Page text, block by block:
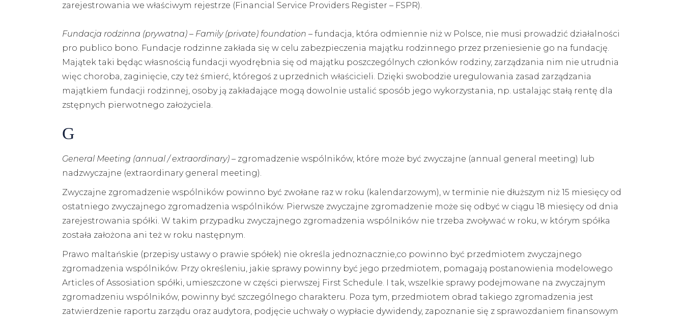
zarejestrowania we właściwym rejestrze (Financial Service Providers Register – FSPR).
Fundacja rodzinna (prywatna) – Family (private) foundation – fundacja, która odmiennie niż w Polsce, nie musi prowadzić działalności
pro publico bono. Fundacje rodzinne zakłada się w celu zabezpieczenia majątku rodzinnego przez przeniesienie go na fundację.
Majątek taki będąc własnością fundacji wyodrębnia się od majątku poszczególnych członków rodziny, zarządzania nim nie utrudnia
więc choroba, zaginięcie, czy też śmierć, któregoś z uprzednich właścicieli. Dzięki swobodzie uregulowania zasad zarządzania
majątkiem fundacji rodzinnej, osoby ją zakładające mogą dowolnie ustalić sposób jego wykorzystania, np. ustalając stałą rentę dla
zstępnych pierwotnego założyciela.
G
General Meeting (annual / extraordinary) – zgromadzenie wspólników, które może być zwyczajne (annual general meeting) lub
nadzwyczajne (extraordinary general meeting).
Zwyczajne zgromadzenie wspólników powinno być zwołane raz w roku (kalendarzowym), w terminie nie dłuższym niż 15 miesięcy od
ostatniego zwyczajnego zgromadzenia wspólników. Pierwsze zwyczajne zgromadzenie może się odbyć w ciągu 18 miesięcy od dnia
zarejestrowania spółki. W takim przypadku zwyczajnego zgromadzenia wspólników nie trzeba zwoływać w roku, w którym spółka
została założona ani też w roku następnym.
Prawo maltańskie (przepisy ustawy o prawie spółek) nie określa jednoznacznie,co powinno być przedmiotem zwyczajnego
zgromadzenia wspólników. Przy określeniu, jakie sprawy powinny być jego przedmiotem, pomagają postanowienia modelowego
Articles of Assosiation spółki, umieszczone w części pierwszej First Schedule. I tak, wszelkie sprawy podejmowane na zwyczajnym
zgromadzeniu wspólników, powinny być szczególnego charakteru. Poza tym, przedmiotem obrad takiego zgromadzenia jest
zatwierdzenie raportu zarządu oraz audytora, podjęcie uchwały o wypłacie dywidendy, zapoznanie się z sprawozdaniem finansowym